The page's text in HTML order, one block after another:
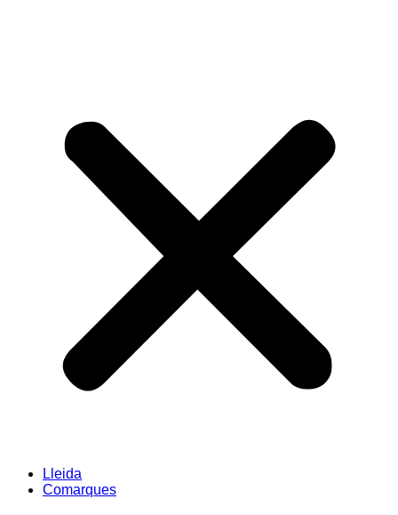
Lleida
Comarques